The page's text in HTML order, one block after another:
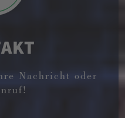
Nachricht oder